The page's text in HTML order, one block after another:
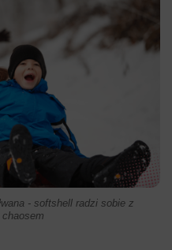
- softshell radzi sobie z